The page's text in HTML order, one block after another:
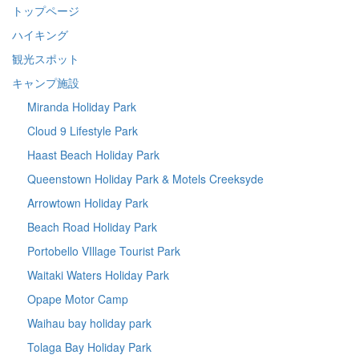
トップページ
ハイキング
観光スポット
キャンプ施設
Miranda Holiday Park
Cloud 9 Lifestyle Park
Haast Beach Holiday Park
Queenstown Holiday Park & Motels Creeksyde
Arrowtown Holiday Park
Beach Road Holiday Park
Portobello VIllage Tourist Park
Waitaki Waters Holiday Park
Opape Motor Camp
Waihau bay holiday park
Tolaga Bay Holiday Park